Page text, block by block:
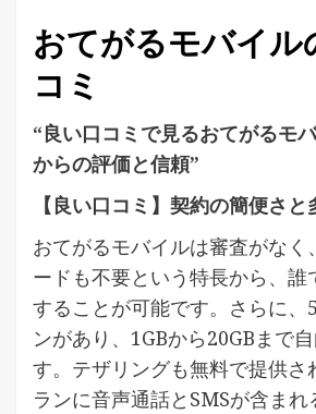
おてがるモバイル
コミ
“良い口コミで見るおてがるモ
からの評価と信頼”
【良い口コミ】契約の簡便さと
おてがるモバイルは審査がなく
ードも不要という特長から、誰
することが可能です。さらに、
ンがあり、1GBから20GBまで
す。テザリングも無料で提供さ
ランに音声通話とSMSが含ま